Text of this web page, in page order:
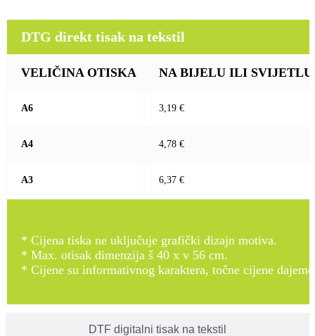
DTF digitalni tisak na tekstil
DTG direkt tisak na tekstil
VELIČINA OTISKA NA BIJELU ILI SVIJETLU
A6 3,19 €
A4 4,78 €
A3 6,37 €
* Cijena tiska ne uključuje grafički dizajn motiva.
* Max. otisak dimenzija š 40 x v 56 cm.
* Cijene su informativnog karaktera, točne cijene